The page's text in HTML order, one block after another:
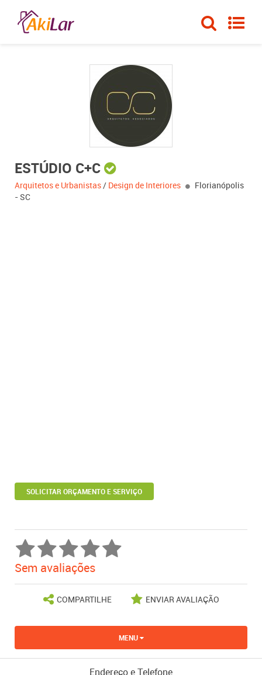
ESTÚDIO C+C
Arquitetos e Urbanistas/ Design de Interiores
Florianópolis
- SC
SOLICITAR ORÇAMENTO E SERVIÇO
Sem avaliações
COMPARTILHE ENVIAR AVALIAÇÃO
MENU
Endereço e Telefone